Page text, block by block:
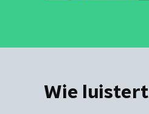
Wie luistert